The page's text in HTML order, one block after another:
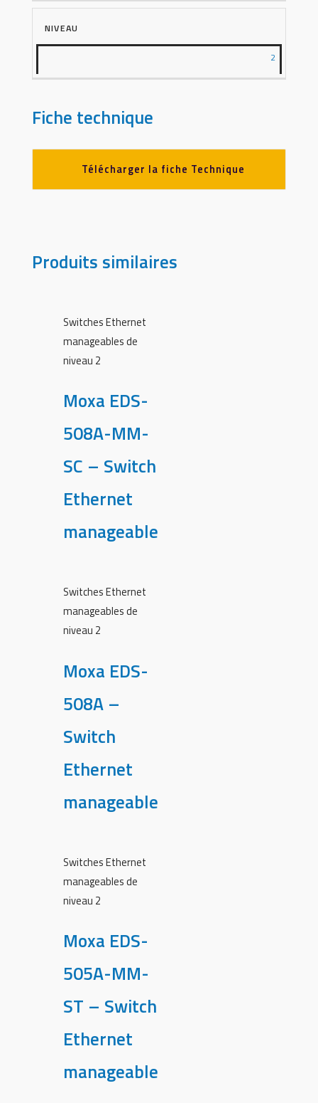
NIVEAU
2
Fiche technique
Télécharger la fiche Technique
Produits similaires
Switches Ethernet
manageables de
niveau 2
Moxa EDS-
508A-MM-
SC – Switch
Ethernet
manageable
Switches Ethernet
manageables de
niveau 2
Moxa EDS-
508A –
Switch
Ethernet
manageable
Switches Ethernet
manageables de
niveau 2
Moxa EDS-
505A-MM-
ST – Switch
Ethernet
manageable